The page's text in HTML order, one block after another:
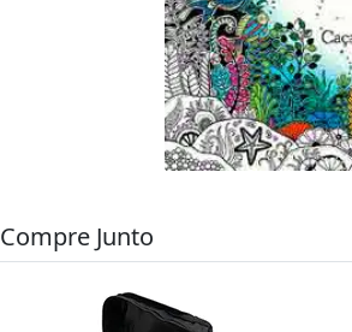
Compre Junto